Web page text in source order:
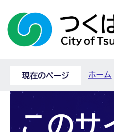
現在のページ ホーム
このサ